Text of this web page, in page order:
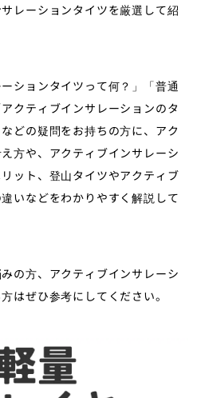
レーションタイツを厳選して紹
ションタイツって何？」「普通
クティブインサレーションのタ
どの疑問をお持ちの方に、アク
方や、アクティブインサレーシ
ット、登山タイツやアクティブ
いなどをわかりやすく解説して
の方、アクティブインサレーシ
はぜひ参考にしてください。